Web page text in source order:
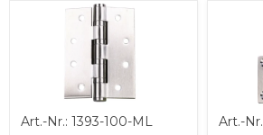
Art.-Nr.: 1393-100-ML Art.-